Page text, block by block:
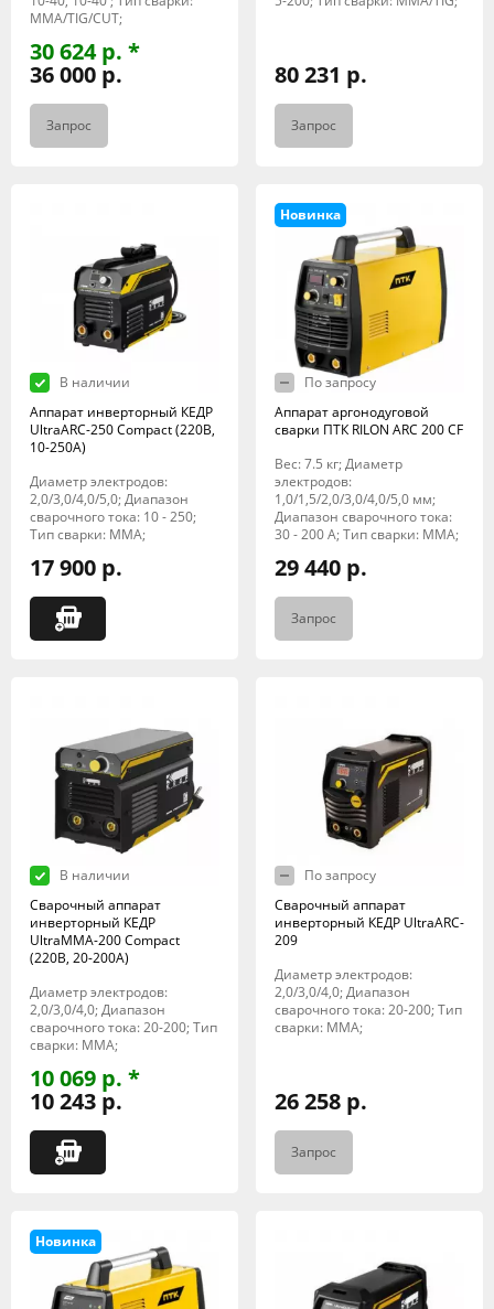
MMA/TIG/CUT;
30 624 р. *
36 000 р.
Запрос
80 231 р.
Запрос
В наличии
Аппарат инверторный КЕДР
UltraARC-250 Compact (220В,
10-250А)
Диаметр электродов:
2,0/3,0/4,0/5,0; Диапазон
сварочного тока: 10 - 250;
Тип сварки: MMA;
17 900 р.
Новинка
По запросу
Аппарат аргонодуговой
сварки ПТК RILON ARC 200 CF
Вес: 7.5 кг; Диаметр
электродов:
1,0/1,5/2,0/3,0/4,0/5,0 мм;
Диапазон сварочного тока:
30 - 200 А; Тип сварки: MMA;
29 440 р.
Запрос
В наличии
Сварочный аппарат
инверторный КЕДР
UltraMMA-200 Compact
(220В, 20-200А)
Диаметр электродов:
2,0/3,0/4,0; Диапазон
сварочного тока: 20-200; Тип
сварки: MMA;
10 069 р. *
10 243 р.
По запросу
Сварочный аппарат
инверторный КЕДР UltraARC-
209
Диаметр электродов:
2,0/3,0/4,0; Диапазон
сварочного тока: 20-200; Тип
сварки: MMA;
26 258 р.
Запрос
Новинка